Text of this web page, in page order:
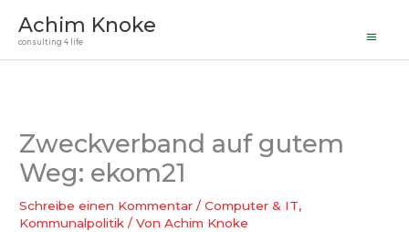
InhaltAchim Knoke
consulting 4 life
Zweckverband auf gutem
Weg: ekom21
Schreibe einen Kommentar /Computer & IT,
Kommunalpolitik / VonAchim Knoke